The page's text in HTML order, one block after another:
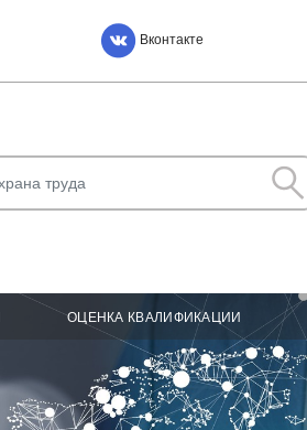
Вконтакте
ОЦЕНКА КВАЛИФИКАЦИИ